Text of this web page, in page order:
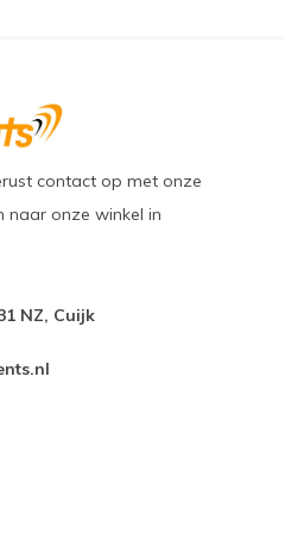
contact op met onze
naar onze winkel in
NZ, Cuijk